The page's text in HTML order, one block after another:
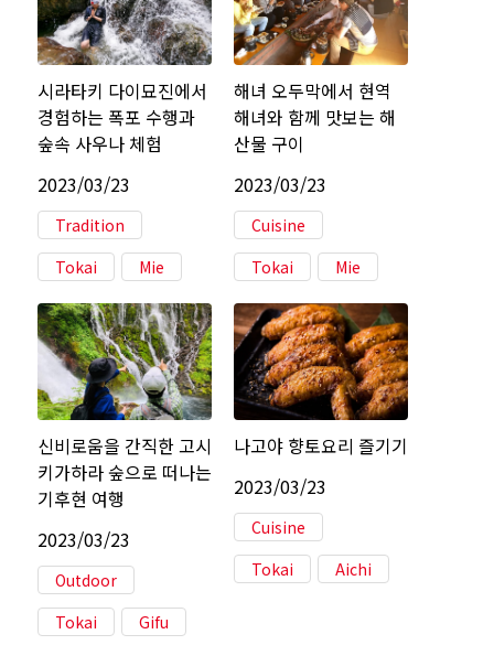
시라타키 다이묘진에서
경험하는 폭포 수행과
숲속 사우나 체험
2023/03/23
Tradition
Tokai
Mie
해녀 오두막에서 현역
해녀와 함께 맛보는 해
산물 구이
2023/03/23
Cuisine
Tokai
Mie
신비로움을 간직한 고시
키가하라 숲으로 떠나는
기후현 여행
2023/03/23
Outdoor
Tokai
Gifu
나고야 향토요리 즐기기
2023/03/23
Cuisine
Tokai
Aichi